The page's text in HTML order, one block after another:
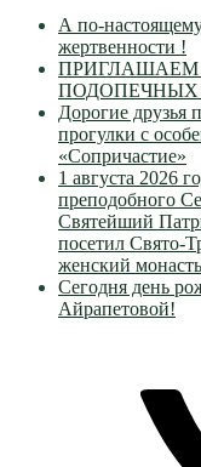
А по-
жертвенности !
ПОДОПЕЧНЫХ
Дорогие друзья
прогулки с
«Сопричастие»
1 августа 2026
преподобного
Святейший
посетил Свято-
женский
Сегодня день
Айрапетовой!
Добровольцы